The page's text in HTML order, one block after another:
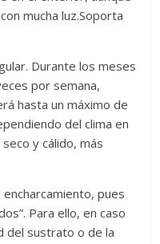
mucha luz.Soporta
Durante los meses
por semana,
hasta un máximo de
del clima en
y cálido, más
pues
Para ello, en caso
del sustrato o de la